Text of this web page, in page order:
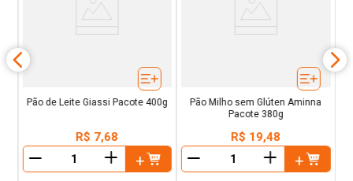
Pão de Leite Giassi Pacote 400g
R$ 7,68
＋
Pão Milho sem Glúten Aminna
Pacote 380g
R$ 19,48
＋